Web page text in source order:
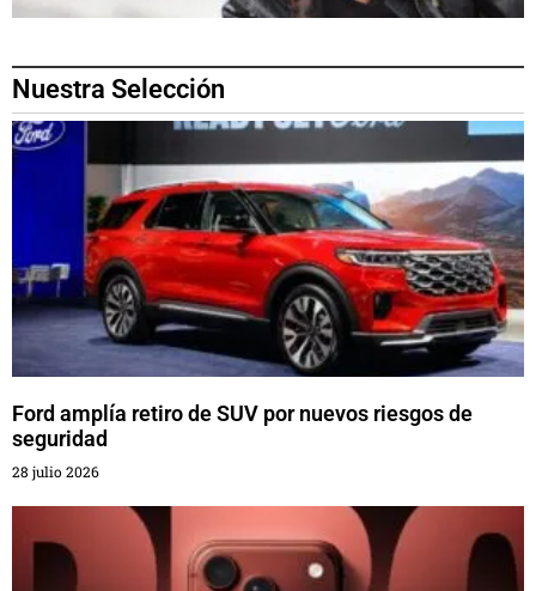
Nuestra Selección
Ford amplía retiro de SUV por nuevos riesgos de
seguridad
28 julio 2026